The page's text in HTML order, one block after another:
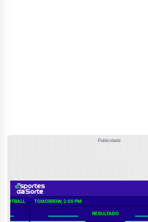
Publicidade